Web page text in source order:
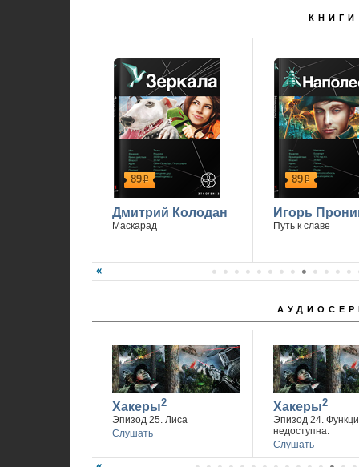
КНИГИ
89р
Дмитрий Колодан
Маскарад
89р
Игорь
Путь к славе
Хакеры2
Эпизод 25. Лиса
Слушать
Хакеры2
Эпизод 24.
недоступна.
Слушать